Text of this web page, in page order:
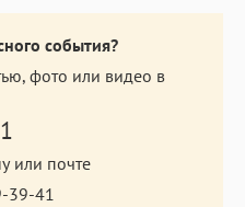
события?
фото или видео в
или почте
39-41